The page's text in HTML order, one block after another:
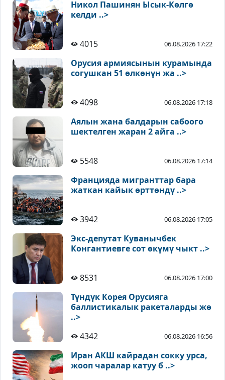
Никол Пашинян Ысык-Көлгө
келди ..>
4015 06.08.2026 17:22
Орусия армиясынын курамында
согушкан 51 өлкөнүн жа ..>
4098 06.08.2026 17:18
Аялын жана балдарын сабоого
шектелген жаран 2 айга ..>
5548 06.08.2026 17:14
Францияда мигранттар бара
жаткан кайык өрттөндү ..>
3942 06.08.2026 17:05
Экс-депутат Куванычбек
Конгантиевге сот өкүмү чыкт ..>
8531 06.08.2026 17:00
Түндүк Корея Орусияга
баллистикалык ракеталарды жө
..>
4342
06.08.2026 16:56
Иран АКШ кайрадан сокку урса,
жооп чаралар катуу б ..>